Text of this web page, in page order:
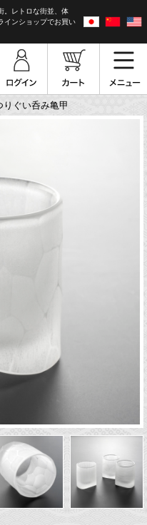
。レトロな街並、体
インショップでお買い
ぐい呑み亀甲